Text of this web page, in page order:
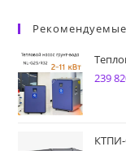
239
КТПИ-